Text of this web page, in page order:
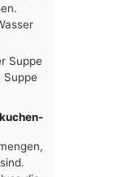
Suppe